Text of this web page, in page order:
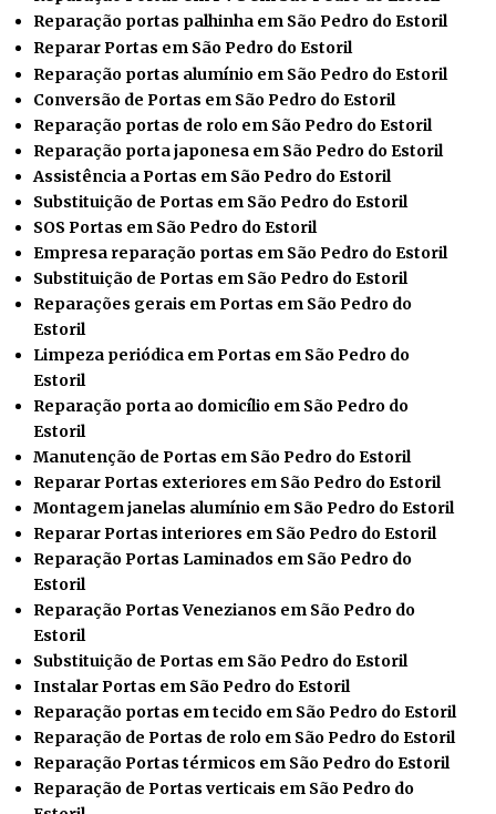
Reparação portas palhinha em São Pedro do Estoril
Reparar Portas em São Pedro do Estoril
Reparação portas alumínio em São Pedro do Estoril
Conversão de Portas em São Pedro do Estoril
Reparação portas de rolo em São Pedro do Estoril
Reparação porta japonesa em São Pedro do Estoril
Assistência a Portas em São Pedro do Estoril
Substituição de Portas em São Pedro do Estoril
SOS Portas em São Pedro do Estoril
Empresa reparação portas em São Pedro do Estoril
Substituição de Portas em São Pedro do Estoril
Reparações gerais em Portas em São Pedro do
Estoril
Limpeza periódica em Portas em São Pedro do
Estoril
Reparação porta ao domicílio em São Pedro do
Estoril
Manutenção de Portas em São Pedro do Estoril
Reparar Portas exteriores em São Pedro do Estoril
Montagem janelas alumínio em São Pedro do Estoril
Reparar Portas interiores em São Pedro do Estoril
Reparação Portas Laminados em São Pedro do
Estoril
Reparação Portas Venezianos em São Pedro do
Estoril
Substituição de Portas em São Pedro do Estoril
InstalarPortas em São Pedro do Estoril
Reparação portas em tecido em São Pedro do Estoril
Reparação de Portas de rolo em São Pedro do Estoril
Reparação Portas térmicos em São Pedro do Estoril
Reparação de Portas verticais em São Pedro do